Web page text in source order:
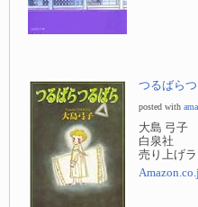
つるばら
posted with
大島 弓子
白泉社
売り上げ